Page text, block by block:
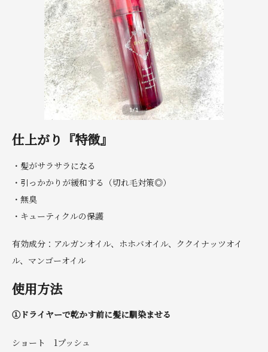
仕上がり『特徴』
・髪がサラサラになる
・引っかかりが緩和する（切れ毛対策◎）
・無臭
・キューティクルの保護
有効成分：アルガンオイル、ホホバオイル、ククイナッツオイ
ル、マンゴーオイル
使用方法
①ドライヤーで乾かす前に髪に馴染ませる
ショート 1プッシュ